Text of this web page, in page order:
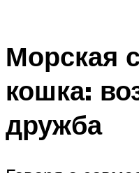
Морская
кошка:
дружба